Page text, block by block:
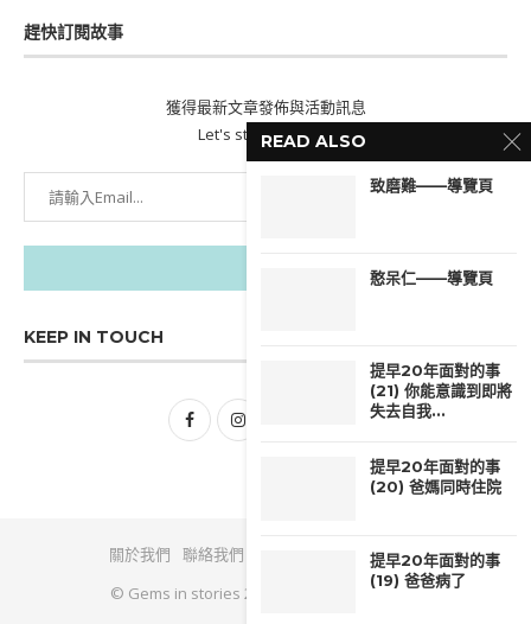
趕快訂閱故事
獲得最新文章發佈與活動訊息
Let's stay updated!
KEEP IN TOUCH
關於我們 聯絡我們
隱私權政策
© Gems in stories 2026 - All Right Reserved.
READ ALSO
致磨難——導覽頁
憨呆仁——導覽頁
提早20年面對的事
(21) 你能意識到即將
失去自我...
提早20年面對的事
(20) 爸媽同時住院
提早20年面對的事
(19) 爸爸病了